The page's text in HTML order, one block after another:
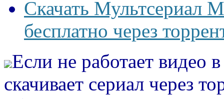
Скачать Мультсериал
бесплатно через
Если не работает видео
скачивает сериал через